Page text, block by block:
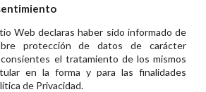
Web declaras haber sido informado de
protección de datos de carácter
el tratamiento de los mismos
en la forma y para las finalidades
de Privacidad.